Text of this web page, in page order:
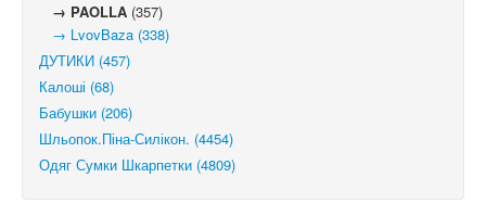
→ PAOLLA (357)
→ LvovBaza (338)
ДУТИКИ (457)
Калоші (68)
Бабушки (206)
Шльопок.Піна-Силікон. (4454)
Одяг Сумки Шкарпетки (4809)